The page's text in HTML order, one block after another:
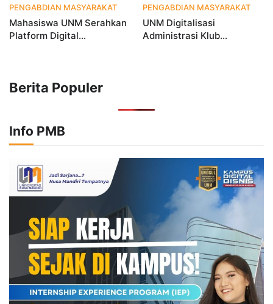
PENGABDIAN MASYARAKAT 1 bulan yang lalu
Mahasiswa UNM Serahkan
Platform Digital
PENGABDIAN MASYARAKAT
UNM Digitalisasi
Administrasi Klub
Berita Populer
Info PMB